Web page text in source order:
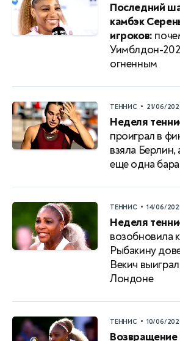
Последний
камбэк
игроков:
Уимблдон-
огненным
ТЕННИС • 21/06/
Неделя
проиграл в
взяла
еще одна
ТЕННИС • 14/06/
Неделя
возобновила
Рыбакину
Векич
Лондоне
ТЕННИС • 10/06/